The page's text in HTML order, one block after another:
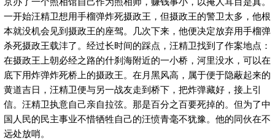
一开始汪精卫想用手榴弹炸死摄政王，但摄政王的警卫太多，他根
本就没机会见到摄政王的座驾。几次下来，他便决定放弃用手榴弹
杀死摄政王载沣了。经过长时间的踩点，汪精卫找到了作案地点：
在摄政王上朝必经之路的什刹海附近的一小桥，河里没水，可以在
底下用炸弹炸死桥上的摄政王。在月黑风高，属于便于隐蔽起来的
黄道吉日，汪精卫便与另一战友走到桥下，把炸弹藏好，接上引
信。汪精卫执意自己亲自拉弦。那是百分之百要死掉的。但为了中
国人民的民主事业不惜牺牲自己的汪愤青毫不犹豫。他的同伙在不
远处放哨。